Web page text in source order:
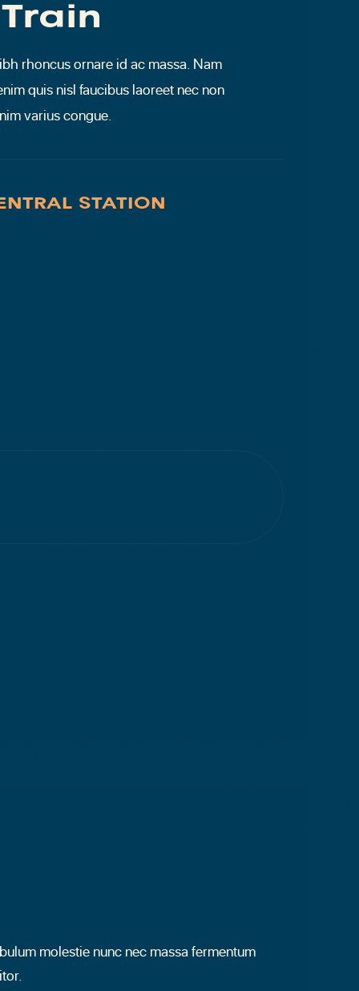
Train
rhoncus ornare id ac massa. Nam
quis nisl faucibus laoreet nec non
varius congue.
STATION
molestie nunc nec massa fermentum